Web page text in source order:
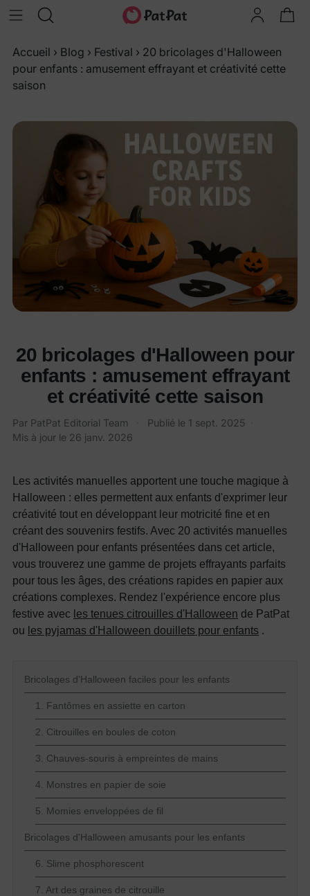
Accueil › Blog › Festival › 20 bricolages d'Halloween
pour enfants : amusement effrayant et créativité cette
saison
20 bricolages d'Halloween pour
enfants : amusement effrayant
et créativité cette saison
Par PatPat Editorial Team Publié le 1 sept. 2025
Mis à jour le 26 janv. 2026
Les activités manuelles apportent une touche magique à
Halloween : elles permettent aux enfants d'exprimer leur
créativité tout en développant leur motricité fine et en
créant des souvenirs festifs. Avec 20 activités manuelles
d'Halloween pour enfants présentées dans cet article,
vous trouverez une gamme de projets effrayants parfaits
pour tous les âges, des créations rapides en papier aux
créations complexes. Rendez l'expérience encore plus
festive avec les tenues citrouilles d'Halloween de PatPat
ou les pyjamas d'Halloween douillets pour enfants .
Bricolages d'Halloween faciles pour les enfants
1. Fantômes en assiette en carton
2. Citrouilles en boules de coton
3. Chauves-souris à empreintes de mains
4. Monstres en papier de soie
5. Momies enveloppées de fil
Bricolages d'Halloween amusants pour les enfants
6. Slime phosphorescent
7. Art des graines de citrouille